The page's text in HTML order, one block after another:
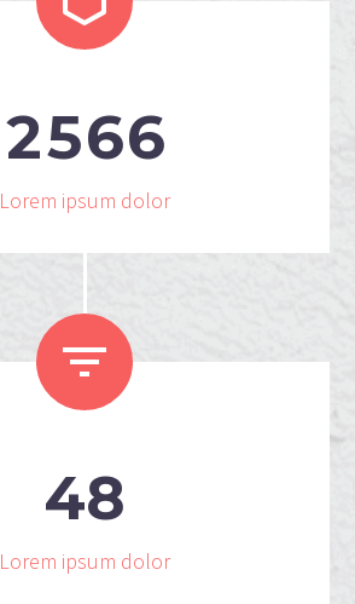
2566
Lorem ipsum dolor


48
Lorem ipsum dolor